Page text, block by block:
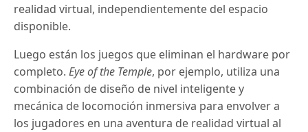
realidad virtual, independientemente del espacio
disponible.
Luego están los juegos que eliminan el hardware por
completo. Eye of the Temple, por ejemplo, utiliza una
combinación de diseño de nivel inteligente y
mecánica de locomoción inmersiva para envolver a
los jugadores en una aventura de realidad virtual al